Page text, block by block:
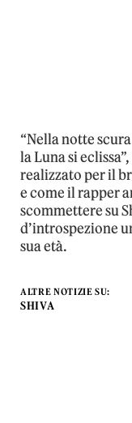
“Nella notte
la Luna si
realizzato per il
e come il rapper
scommettere su
d’introspezione
sua età.
ALTRE NOTIZIE SU:
SHIVA